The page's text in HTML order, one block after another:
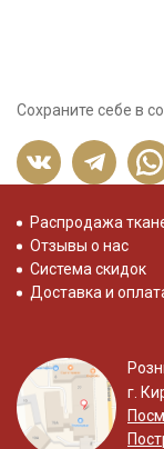
Сохраните себе в
Распродажа
Отзывы о нас
Система скидок
Доставка и
г.